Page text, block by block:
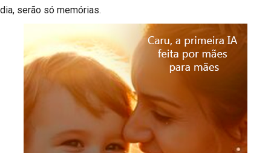
dia, serão só memórias.